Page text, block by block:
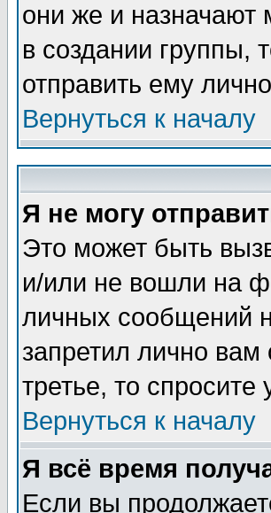
они же и назначают
в создании группы,
отправить ему
Вернуться к началу
Я не могу
Это может быть
и/или не вошли на
личных сообщений
запретил лично
третье, то
Вернуться к началу
Я всё время
Если вы